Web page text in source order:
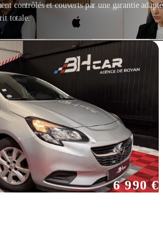
contrôlés et couverts par une garantie
totale.
6 990 €